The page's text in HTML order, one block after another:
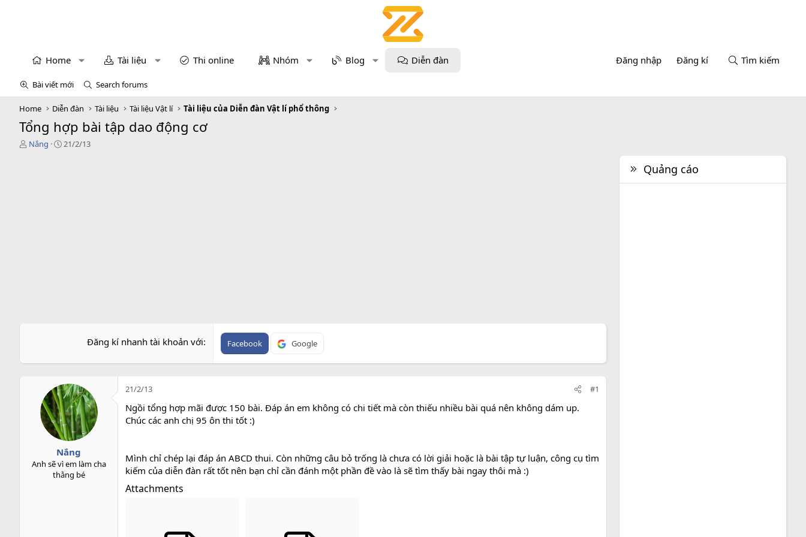
Home Tài liệu Thi online Nhóm Blog Diễn đàn Đăng nhập Đăng kí Tìm kiếm
Bài viết mới Search forums
Home Diễn đàn Tài liệu Tài liệu Vật lí Tài liệu của Diễn đàn Vật lí phổ thông
Tổng hợp bài tập dao động cơ
T
Nắng
N
21/2/13
Đăng kí nhanh tài khoản với Facebook Google
Nắng
Anh sẽ vì em làm cha
thằng bé
21/2/13 #1
Ngồi tổng hợp mãi được 150 bài. Đáp án em không có chi tiết mà còn thiếu nhiều bài quá nên không dám up.
Chúc các anh chị 95 ôn thi tốt :)
Mình chỉ chép lại đáp án ABCD thui. Còn những câu bỏ trống là chưa có lời giải hoặc là bài tập tự luận, công cụ tìm
kiếm của diễn đàn rất tốt nên bạn chỉ cần đánh một phần đề vào là sẽ tìm thấy bài ngay thôi mà :)
Attachments
Quảng cáo